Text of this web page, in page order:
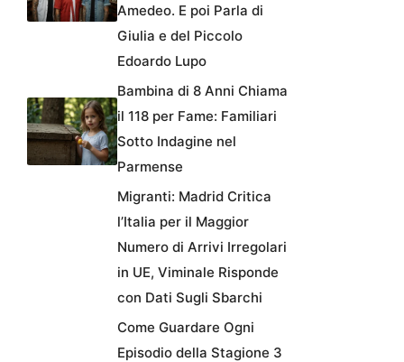
Amedeo. E poi Parla di
Giulia e del Piccolo
Edoardo Lupo
Bambina di 8 Anni Chiama
il 118 per Fame: Familiari
Sotto Indagine nel
Parmense
Migranti: Madrid Critica
l’Italia per il Maggior
Numero di Arrivi Irregolari
in UE, Viminale Risponde
con Dati Sugli Sbarchi
Come Guardare Ogni
Episodio della Stagione 3